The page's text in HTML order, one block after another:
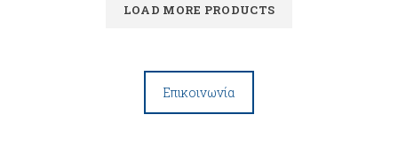
LOAD MORE PRODUCTS
Επικοινωνία